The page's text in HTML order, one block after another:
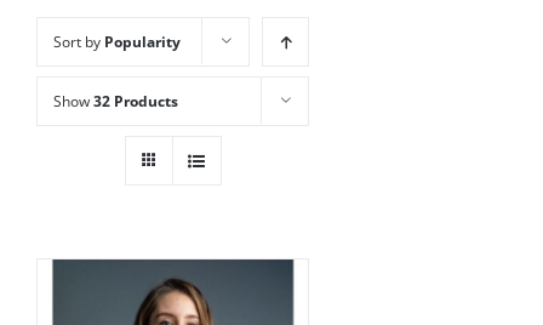
Sort by Popularity
Show32 Products